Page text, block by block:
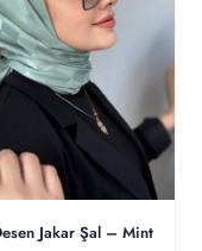
Jakar Şal – Mint